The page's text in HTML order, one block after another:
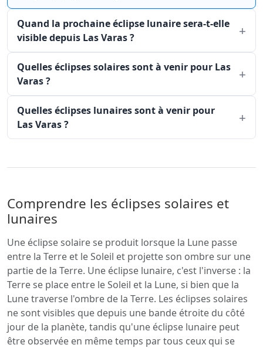
Quand la prochaine éclipse lunaire sera-t-elle
visible depuis Las Varas ?
Quelles éclipses solaires sont à venir pour Las
Varas ?
Quelles éclipses lunaires sont à venir pour
Las Varas ?
Comprendre les éclipses solaires et
lunaires
Une éclipse solaire se produit lorsque la Lune passe
entre la Terre et le Soleil et projette son ombre sur une
partie de la Terre. Une éclipse lunaire, c'est l'inverse : la
Terre se place entre le Soleil et la Lune, si bien que la
Lune traverse l'ombre de la Terre. Les éclipses solaires
ne sont visibles que depuis une bande étroite du côté
jour de la planète, tandis qu'une éclipse lunaire peut
être observée en même temps par tous ceux qui se